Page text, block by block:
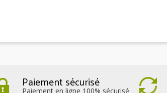
Paiement sécurisé
Paiement en ligne 100% sécurisé